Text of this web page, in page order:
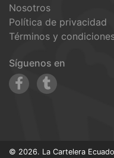
Nosotros
Política de privacidad
Términos y
Síguenos en
© 2026. La Cartelera